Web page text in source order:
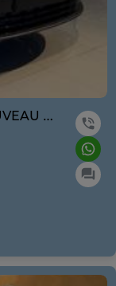
VENDRE : JETOUR X70L NEUF NOUVEAU MODÈLE ANNE 2026